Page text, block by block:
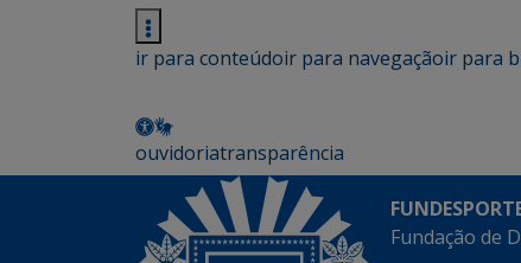
ir para conteúdoir para navegaçãoir para
ouvidoriatransparência
Fundação de